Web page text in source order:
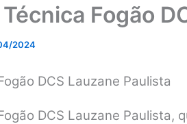
Fogão
2024
DCS Lauzane Paulista
DCS Lauzane Paulista,